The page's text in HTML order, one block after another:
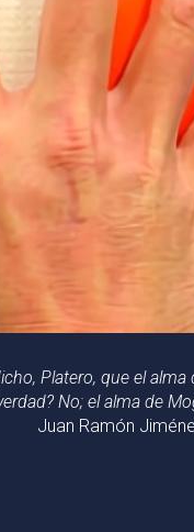
Platero, que el
No; el alma de
Juan Ramón